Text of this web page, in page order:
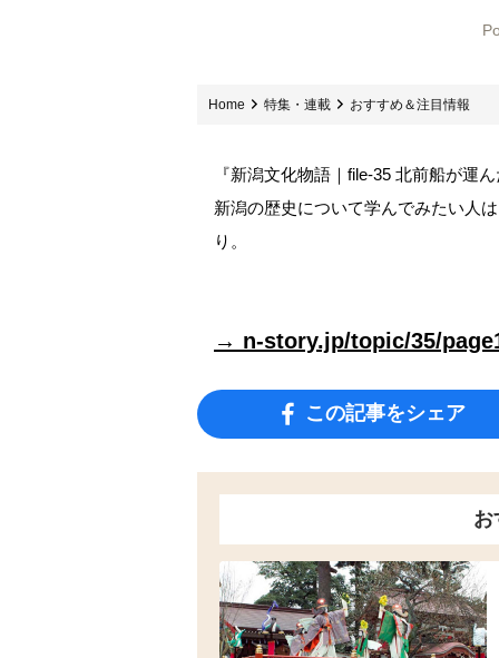
Home 特集・連載 おすすめ＆注目情報
『新潟文化物語｜file-35 北前船が運
新潟の歴史について学んでみたい人
り。
→ n-story.jp/topic/35/
この記事をシェア
お